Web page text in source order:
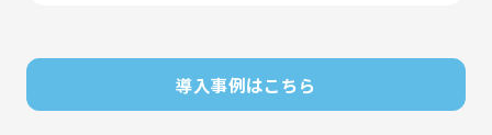
導入事例はこちら